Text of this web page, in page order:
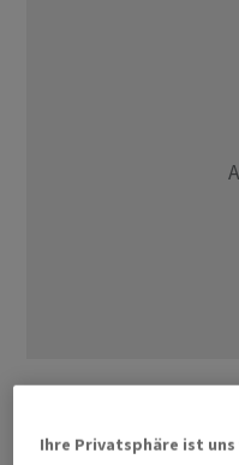
Unternehmen setzt auf
Zugleich kündigte
Ihre Privatsphäre ist